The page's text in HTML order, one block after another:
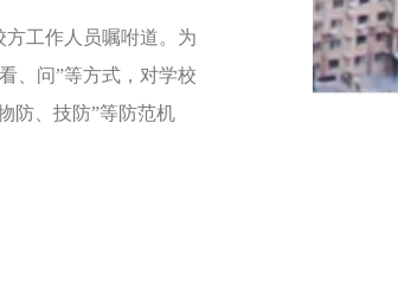
工作人员嘱咐道。为
、问”等方式，对学校
防、技防”等防范机